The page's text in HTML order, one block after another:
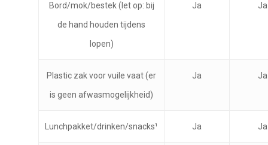
Bord/mok/bestek (let op: bij
de hand houden tijdens
lopen)
Ja Ja
Plastic zak voor vuile vaat (er
is geen afwasmogelijkheid)
Ja Ja
Lunchpakket/drinken/snacks¹ Ja Ja